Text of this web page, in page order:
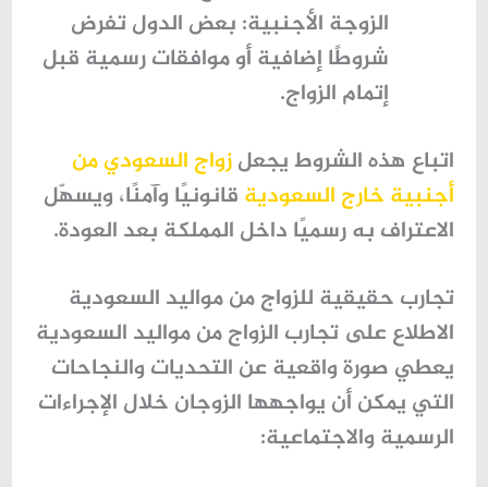
الزوجة الأجنبية: بعض الدول تفرض
شروطًا إضافية أو موافقات رسمية قبل
إتمام الزواج.
اتباع هذه الشروط يجعلزواج السعودي من
أجنبية خارج السعودية قانونيًا وآمنًا، ويسهّل
الاعتراف به رسميًا داخل المملكة بعد العودة.
تجارب حقيقية للزواج من مواليد السعودية
الاطلاع على تجارب الزواج من مواليد السعودية
يعطي صورة واقعية عن التحديات والنجاحات
التي يمكن أن يواجهها الزوجان خلال الإجراءات
الرسمية والاجتماعية: